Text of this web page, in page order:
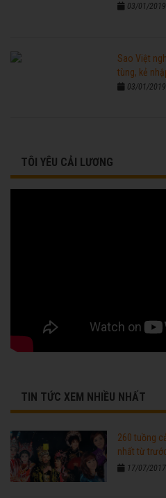
03/01/
Sao Việt
tùng, kẻ
03/01/
TÔI YÊU CẢI LƯƠNG
TIN TỨC XEM NHIỀU NHẤT
260 tuồng
nhất từ
17/07/